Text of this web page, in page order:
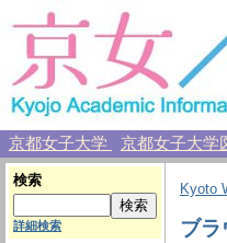
京都女子大学 京都女子大学
検索
詳細検索
Kyoto
ブ